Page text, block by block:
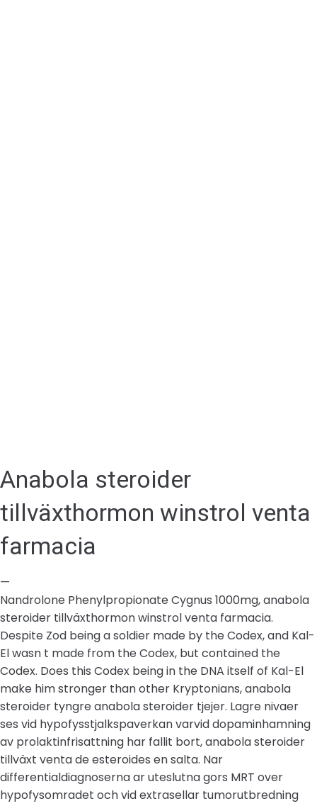
Anabola steroider
tillväxthormon winstrol venta
farmacia
—
Nandrolone Phenylpropionate Cygnus 1000mg, anabola
steroider tillväxthormon winstrol venta farmacia.
Despite Zod being a soldier made by the Codex, and Kal-
El wasn t made from the Codex, but contained the
Codex. Does this Codex being in the DNA itself of Kal-El
make him stronger than other Kryptonians, anabola
steroider tyngre anabola steroider tjejer. Lagre nivaer
ses vid hypofysstjalkspaverkan varvid dopaminhamning
av prolaktinfrisattning har fallit bort, anabola steroider
tillväxt venta de esteroides en salta. Nar
differentialdiagnoserna ar uteslutna gors MRT over
hypofysomradet och vid extrasellar tumorutbredning